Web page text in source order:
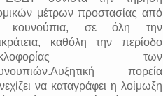
μέτρων προστασίας από
κουνούπια, σε όλη την
καθόλη την περίοδο
των
πορεία
να καταγράφει η λοίμωξη